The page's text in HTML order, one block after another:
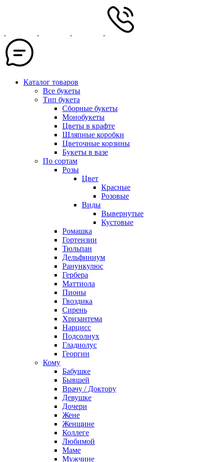
Каталог товаров
Все букеты
Тип букета
Сборные букеты
Монобукеты
Цветы в крафте
Шляпные коробки
Цветочные корзины
Букеты в вазе
По сортам
Розы
Цвет
Красные
Розовые
Виды
Вывернутые
Кустовые
Ромашка
Гортензии
Тюльпан
Дельфиниум
Ранункулюс
Гербера
Маттиола
Пионы
Гвоздика
Сирень
Хризантема
Нарцисс
Подсолнух
Гладиолус
Георгин
Кому
Бабушке
Бывшей
Врачу / Доктору
Девушке
Дочери
Жене
Женщине
Коллеге
Любимой
Маме
Мужчине